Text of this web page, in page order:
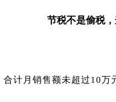
节税不是偷税
计月销售额未超过10